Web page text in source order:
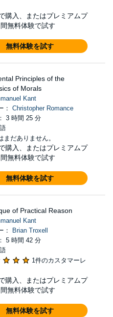
購入、またはプレミアムプ
無料体験で試す
無料体験を試す
Principles of the
of Morals
Kant
： Christopher Romance
3 時間 25 分
まだありません。
購入、またはプレミアムプ
無料体験で試す
無料体験を試す
of Practical Reason
Kant
：
Brian Troxell
5 時間 42 分
1件のカスタマーレ
購入、またはプレミアムプ
無料体験で試す
無料体験を試す